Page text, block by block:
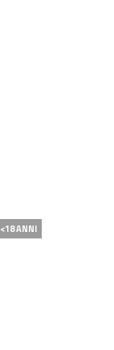
<18 ANNI